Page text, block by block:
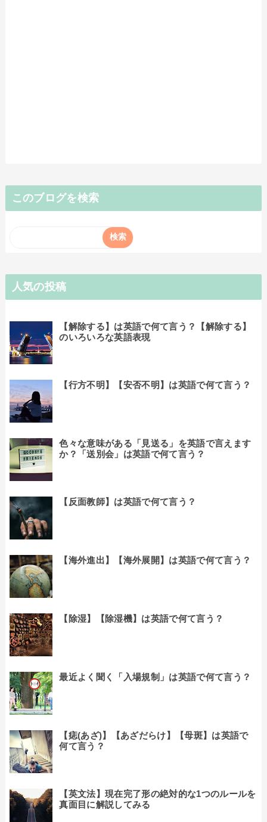
このブログを検索
人気の投稿
【解除する】は英語で何て言う？【解除する】
のいろいろな英語表現
【行方不明】【安否不明】は英語で何て言う？
色々な意味がある「見送る」を英語で言えます
か？「送別会」は英語で何て言う？
【反面教師】は英語で何て言う？
【海外進出】【海外展開】は英語で何て言う？
【除湿】【除湿機】は英語で何て言う？
最近よく聞く「入場規制」は英語で何て言う？
【痣(あざ)】【あざだらけ】【母斑】は英語で
何て言う？
【英文法】現在完了形の絶対的な1つのルールを
真面目に解説してみる